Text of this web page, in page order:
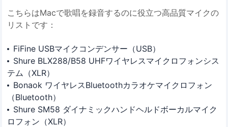
こちらはMacで歌唱を録音するのに役立つ高品質マイクの
リストです：
FiFine USBマイクコンデンサー（USB）
Shure BLX288/B58 UHFワイヤレスマイクロフォンシス
テム（XLR）
Bonaok ワイヤレスBluetoothカラオケマイクロフォン
（Bluetooth）
Shure SM58 ダイナミックハンドヘルドボーカルマイク
ロフォン（XLR）